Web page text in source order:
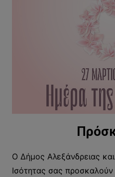
Ο Δήμος Αλεξάνδρειας
Ισότητας σας προσκαλούν